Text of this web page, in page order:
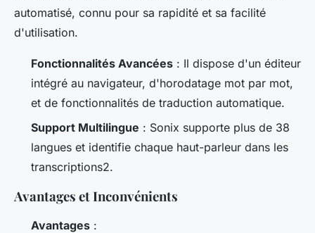
automatisé, connu pour sa rapidité et sa facilité
d'utilisation.
Fonctionnalités Avancées : Il dispose d'un éditeur
intégré au navigateur, d'horodatage mot par mot,
et de fonctionnalités de traduction automatique.
Support Multilingue : Sonix supporte plus de 38
langues et identifie chaque haut-parleur dans les
transcriptions2.
Avantages et Inconvénients
Avantages :